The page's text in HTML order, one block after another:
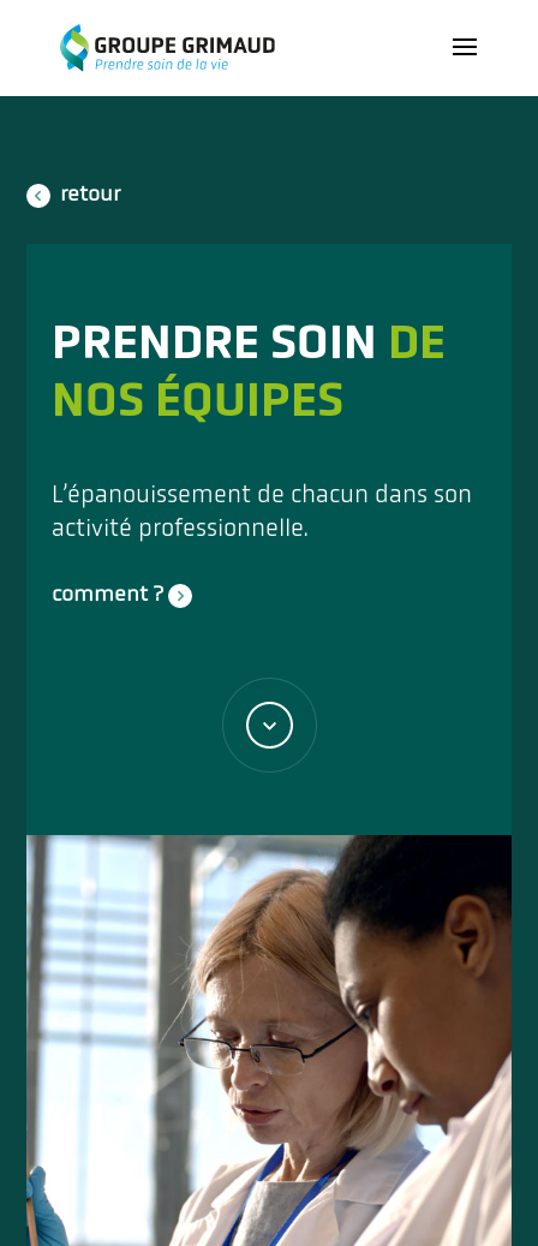
retour
PRENDRE SOIN DE
NOS ÉQUIPES
L’épanouissement de chacun dans son
activité professionnelle.
comment ?